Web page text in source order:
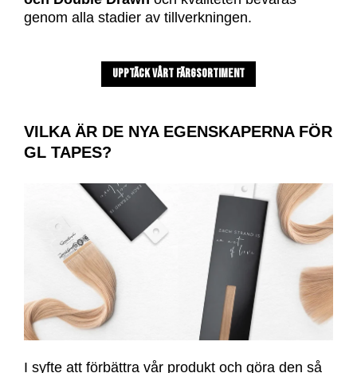
genom alla stadier av tillverkningen.
UPPTÄCK VÅRT FÄRGSORTIMENT
VILKA ÄR DE NYA EGENSKAPERNA FÖR
GL TAPES?
I syfte att förbättra vår produkt och göra den så